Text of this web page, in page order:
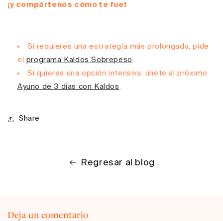
¡y compártenos cómo te fue!
Si requieres una estrategia más prolongada, pide
el programa Kaldos Sobrepeso .
Si quieres una opción intensiva, únete al próximo
Ayuno de 3 días con Kaldos .
Share
Regresar al blog
Deja un comentario